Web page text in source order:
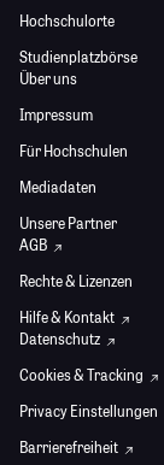
Hochschulorte
Studienplatzbörse
Über uns
Impressum
Für Hochschulen
Mediadaten
Unsere Partner
AGB
Rechte & Lizenzen
Hilfe & Kontakt
Datenschutz
Cookies & Tracking
Privacy Einstellungen
Barrierefreiheit